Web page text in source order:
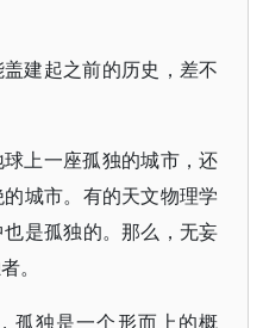
建起之前的历史，差不
上一座孤独的城市，还
城市。有的天文物理学
是孤独的。那么，无妄
。
孤独是一个形而上的概